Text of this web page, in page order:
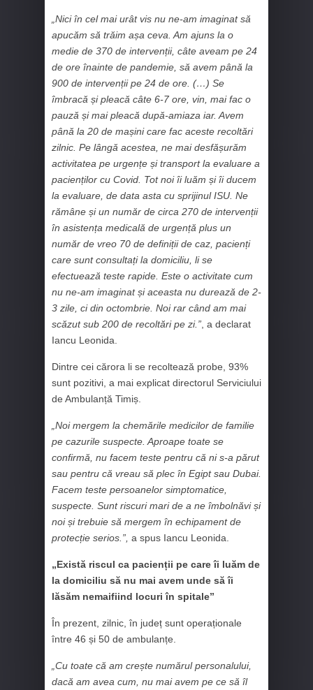
„Nici în cel mai urât vis nu ne-am imaginat să
apucăm să trăim așa ceva. Am ajuns la o
medie de 370 de intervenții, câte aveam pe 24
de ore înainte de pandemie, să avem până la
900 de intervenții pe 24 de ore. (…) Se
îmbracă și pleacă câte 6-7 ore, vin, mai fac o
pauză și mai pleacă după-amiaza iar. Avem
până la 20 de mașini care fac aceste recoltări
zilnic. Pe lângă acestea, ne mai desfășurăm
activitatea pe urgențe și transport la evaluare a
pacienților cu Covid. Tot noi îi luăm și îi ducem
la evaluare, de data asta cu sprijinul ISU. Ne
rămâne și un număr de circa 270 de intervenții
în asistența medicală de urgență plus un
număr de vreo 70 de definiții de caz, pacienți
care sunt consultați la domiciliu, li se
efectuează teste rapide. Este o activitate cum
nu ne-am imaginat și aceasta nu durează de 2-
3 zile, ci din octombrie. Noi rar când am mai
scăzut sub 200 de recoltări pe zi.” , a declarat
Iancu Leonida.
Dintre cei cărora li se recoltează probe, 93%
sunt pozitivi, a mai explicat directorul Serviciului
de Ambulanță Timiș.
„Noi mergem la chemările medicilor de familie
pe cazurile suspecte. Aproape toate se
confirmă, nu facem teste pentru că ni s-a părut
sau pentru că vreau să plec în Egipt sau Dubai.
Facem teste persoanelor simptomatice,
suspecte. Sunt riscuri mari de a ne îmbolnăvi și
noi și trebuie să mergem în echipament de
protecție serios.”, a spus Iancu Leonida.
„Există riscul ca pacienții pe care îi luăm de
la domiciliu să nu mai avem unde să îi
lăsăm nemaifiind locuri în spitale”
În prezent, zilnic, în județ sunt operaționale
între 46 și 50 de ambulanțe.
„Cu toate că am crește numărul personalului,
dacă am avea cum, nu mai avem pe ce să îl